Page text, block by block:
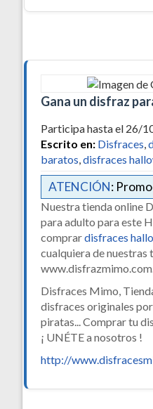
Gana un disfraz
Participa hasta el 26/
Escrito en: Disfraces,
baratos,disfraces
ATENCIÓN:
Nuestra tienda online
para adulto para este
comprardisfraces
cualquiera de
Disfraces Mimo,
disfraces originales
piratas... Comprar tu
¡ UNÉTE a nosotros !
http://